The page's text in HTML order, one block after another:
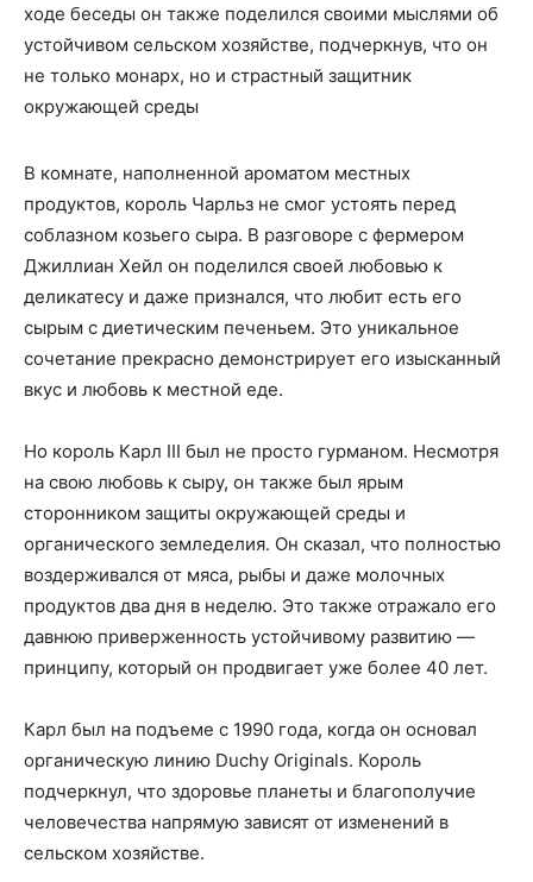
ходе беседы он также поделился своими мыслями об
устойчивом сельском хозяйстве, подчеркнув, что он
не только монарх, но и страстный защитник
окружающей среды
В комнате, наполненной ароматом местных
продуктов, король Чарльз не смог устоять перед
соблазном козьего сыра. В разговоре с фермером
Джиллиан Хейл он поделился своей любовью к
деликатесу и даже признался, что любит есть его
сырым с диетическим печеньем. Это уникальное
сочетание прекрасно демонстрирует его изысканный
вкус и любовь к местной еде.
Но король Карл III был не просто гурманом. Несмотря
на свою любовь к сыру, он также был ярым
сторонником защиты окружающей среды и
органического земледелия. Он сказал, что полностью
воздерживался от мяса, рыбы и даже молочных
продуктов два дня в неделю. Это также отражало его
давнюю приверженность устойчивому развитию —
принципу, который он продвигает уже более 40 лет.
Карл был на подъеме с 1990 года, когда он основал
органическую линию Duchy Originals. Король
подчеркнул, что здоровье планеты и благополучие
человечества напрямую зависят от изменений в
сельском хозяйстве.